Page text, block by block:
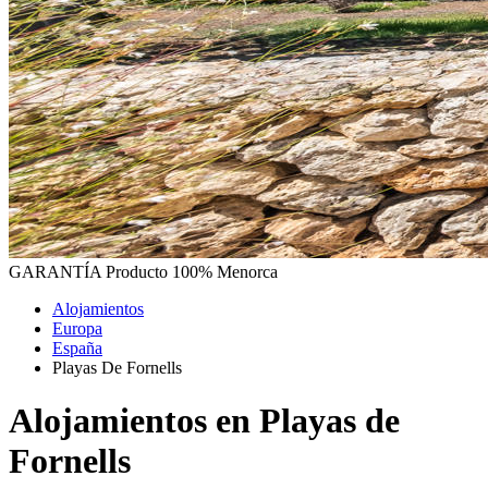
GARANTÍA Producto 100% Menorca
Alojamientos
Europa
España
Playas De Fornells
Alojamientos en Playas de
Fornells